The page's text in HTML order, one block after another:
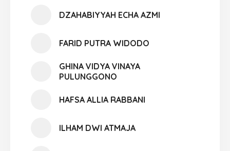
DZAHABIYYAH ECHA AZMI
FARID PUTRA WIDODO
GHINA VIDYA VINAYA
PULUNGGONO
HAFSA ALLIA RABBANI
ILHAM DWI ATMAJA